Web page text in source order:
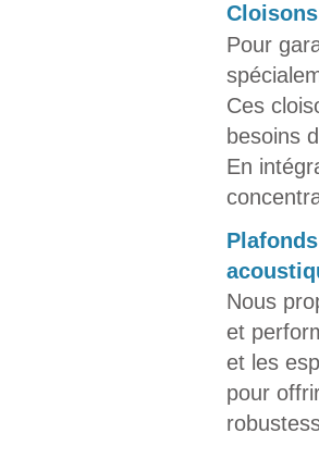
Pour
Ces
besoins
En
Nous
et
et les
pour